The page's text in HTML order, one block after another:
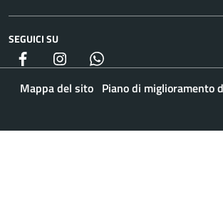
SEGUICI SU
Facebook Instagram
Mappa del sito Piano di miglioramento